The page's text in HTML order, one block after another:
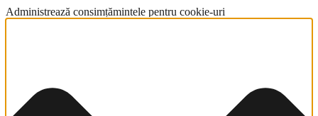
Administrează consimțămintele pentru cookie-uri